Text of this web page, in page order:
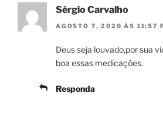
Sérgio Carvalho
AGOSTO 7, 2020 ÀS 11:57
Deus seja louvado,por sua
boa essas medicações.
Responda